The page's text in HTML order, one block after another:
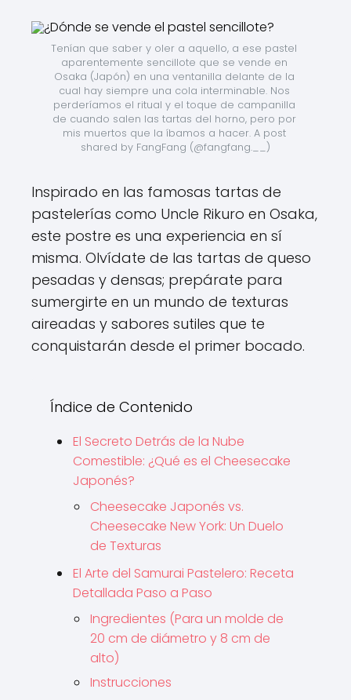
Tenían que saber y oler a aquello, a ese pastel
aparentemente sencillote que se vende en
Osaka (Japón) en una ventanilla delante de la
cual hay siempre una cola interminable. Nos
perderíamos el ritual y el toque de campanilla
de cuando salen las tartas del horno, pero por
mis muertos que la íbamos a hacer. A post
shared by FangFang (@fangfang.__)
Inspirado en las famosas tartas de
pastelerías como Uncle Rikuro en Osaka,
este postre es una experiencia en sí
misma. Olvídate de las tartas de queso
pesadas y densas; prepárate para
sumergirte en un mundo de texturas
aireadas y sabores sutiles que te
conquistarán desde el primer bocado.
Índice de Contenido
El Secreto Detrás de la Nube
Comestible: ¿Qué es el Cheesecake
Japonés?
Cheesecake Japonés vs.
Cheesecake New York: Un Duelo
de Texturas
El Arte del Samurai Pastelero: Receta
Detallada Paso a Paso
Ingredientes (Para un molde de
20 cm de diámetro y 8 cm de
alto)
Instrucciones